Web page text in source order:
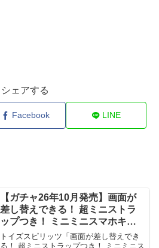
シェアする
Facebook LINE
【ガチャ26年10月発売】画面が
差し替えできる！ 超ミニストラ
ップつき！ ミニミニスマホキー
リングハンガー【トイズスピリッ
ツ】
トイズスピリッツ「画面が差し替えでき
る！ 超ミニストラップつき！ ミニミニス